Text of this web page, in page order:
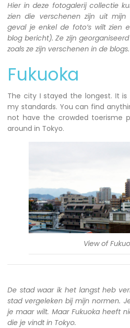
Hier in deze fotogalerij collectie
zien die verschenen zijn uit
geval je enkel de foto’s wilt zien
blog bericht). Ze zijn
zoals ze zijn verschenen in de blogs.
Fukuoka
The city I stayed the longest. It
my standards. You can find
not have the crowded toerisme
around in Tokyo.
View of
De stad waar ik het langst heb
stad vergeleken bij mijn normen.
je maar wilt. Maar Fukuoka heeft
die je vindt in Tokyo.